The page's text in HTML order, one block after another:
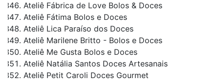
Ateliê Fábrica de Love Bolos & Doces
Ateliê Fátima Bolos e Doces
Ateliê Lica Paraíso dos Doces
Ateliê Marilene Britto - Bolos e Doces
Ateliê Me Gusta Bolos e Doces
Ateliê Natália Santos Doces Artesanais
Ateliê Petit Caroli Doces Gourmet